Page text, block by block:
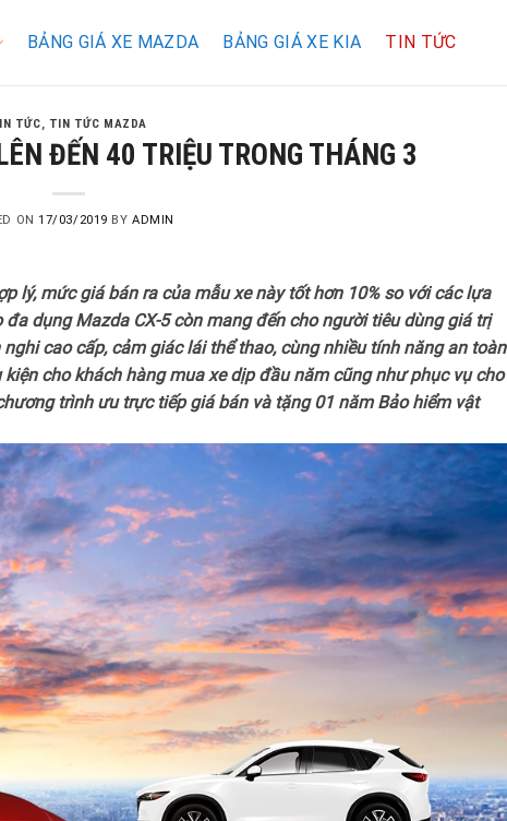
BẢNG GIÁ XE MAZDA BẢNG GIÁ XE KIA TIN TỨC
TỨC, TIN TỨC MAZDA
ĐẾN 40 TRIỆU TRONG THÁNG 3
ON17/03/2019 BYADMIN
lý, mức giá bán ra của mẫu xe này tốt hơn 10% so với các lựa
dụng Mazda CX-5 còn mang đến cho người tiêu dùng giá trị
cao cấp, cảm giác lái thể thao, cùng nhiều tính năng an toàn
cho khách hàng mua xe dịp đầu năm cũng như phục vụ cho
trình ưu trực tiếp giá bán và tặng 01 năm Bảo hiểm vật